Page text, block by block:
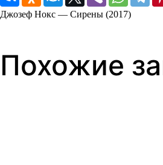
Джозеф Нокс — Сирены (2017)
Похожие